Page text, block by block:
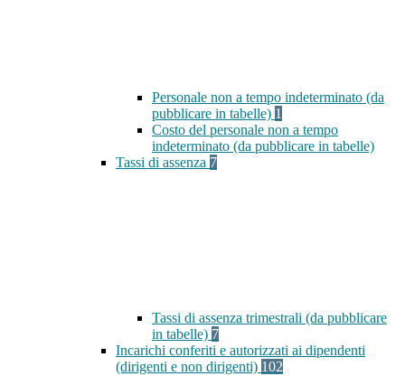
Personale non a tempo indeterminato (da
pubblicare in tabelle) 1
Costo del personale non a tempo
indeterminato (da pubblicare in tabelle)
Tassi di assenza 7
Tassi di assenza trimestrali (da pubblicare
in tabelle) 7
Incarichi conferiti e autorizzati ai dipendenti
(dirigenti e non dirigenti) 102